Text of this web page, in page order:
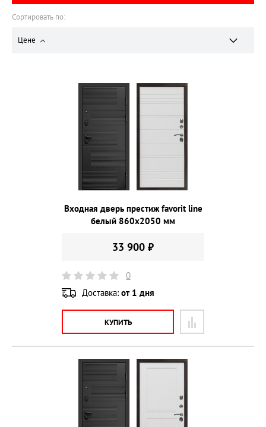
Сортировать по:
Цене
Входная дверь престиж favorit line
белый 860х2050 мм
33 900 ₽
0
Доставка: от 1 дня
КУПИТЬ